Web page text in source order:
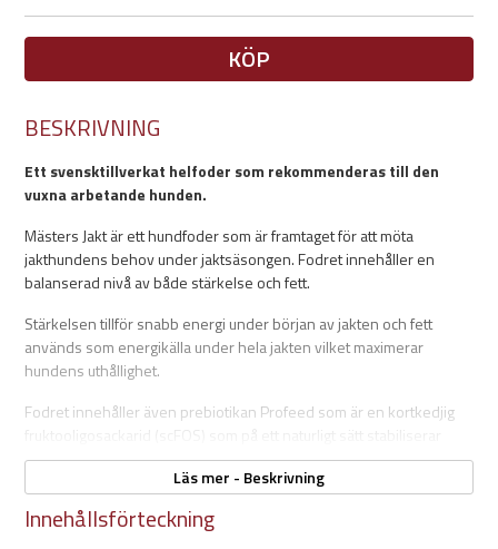
KÖP
BESKRIVNING
Ett svensktillverkat helfoder som rekommenderas till den
vuxna arbetande hunden.
Mästers Jakt är ett hundfoder som är framtaget för att möta
jakthundens behov under jaktsäsongen. Fodret innehåller en
balanserad nivå av både stärkelse och fett.
Stärkelsen tillför snabb energi under början av jakten och fett
används som energikälla under hela jakten vilket maximerar
hundens uthållighet.
Fodret innehåller även prebiotikan Profeed som är en kortkedjig
hundens mag-tarm funktion och stärker immunförsvaret.
Det höga innehållet av C- och E-vitaminer hjälper också till att stärka
immunförsvaret.
Läs mer - Beskrivning
Innehållsförteckning